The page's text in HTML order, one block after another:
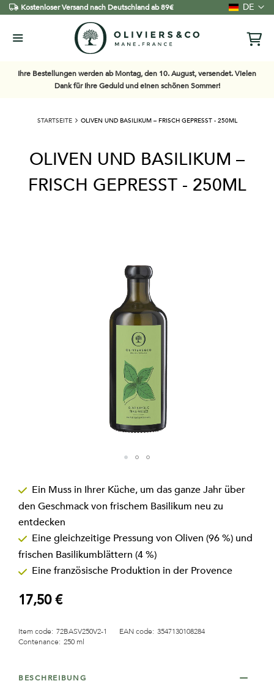
Kostenloser Versand nach Deutschland ab 89€ Sprache
DE
Ihre Bestellungen werden ab Montag, den 10. August, versendet. Vielen
Dank für Ihre Geduld und einen schönen Sommer!
Anfang
der
Bildgalerie
springen
STARTSEITE OLIVEN UND BASILIKUM – FRISCH GEPRESST - 250ML
OLIVEN UND BASILIKUM –
FRISCH GEPRESST - 250ML
Ein Muss in Ihrer Küche, um das ganze Jahr über
den Geschmack von frischem Basilikum neu zu
entdecken
Eine gleichzeitige Pressung von Oliven (96 %) und
frischen Basilikumblättern (4 %)
Eine französische Produktion in der Provence
17,50 €
Item code: 72BASV250V2-1 EAN code: 3547130108284
Contenance: 250 ml
BESCHREIBUNG